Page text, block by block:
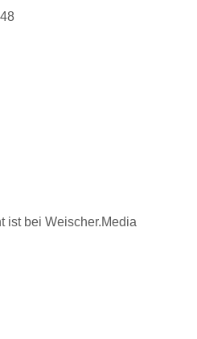
ist bei Weischer.Media